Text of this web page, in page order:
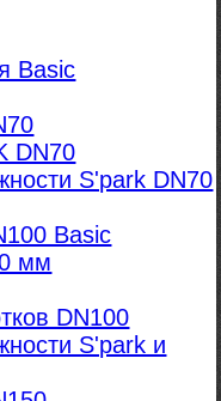
Basic
DN70
S'park DN70
Basic
мм
DN100
S'park и